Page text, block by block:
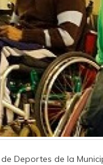
Deportes de la